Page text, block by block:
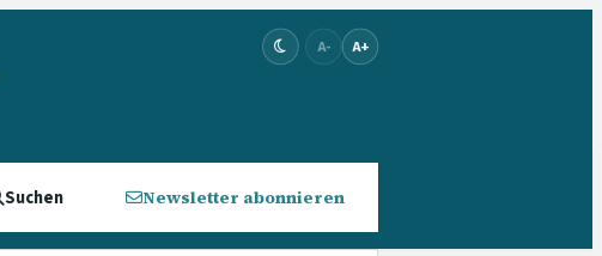
A- A+
Suchen Newsletter abonnieren